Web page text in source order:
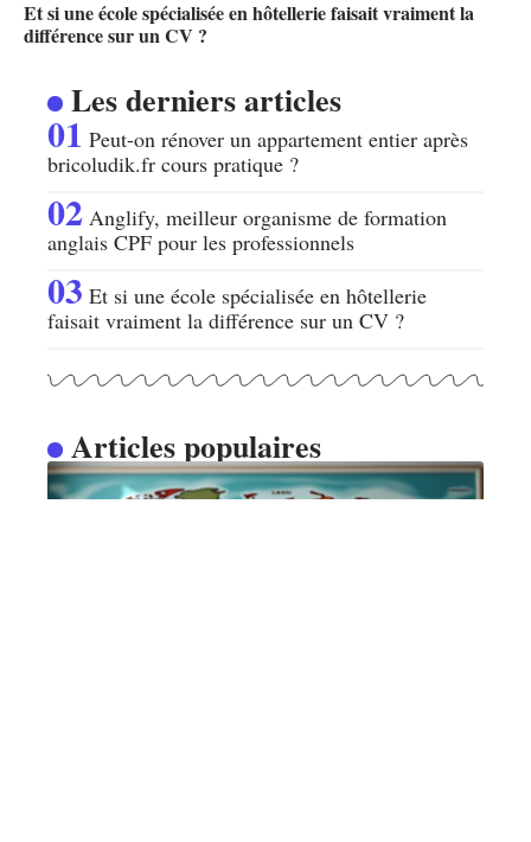
Et si une école spécialisée en hôtellerie faisait vraiment la
différence sur un CV ?
Les derniers articles
Peut-on rénover un appartement entier après
bricoludik.fr cours pratique ?
Anglify, meilleur organisme de formation
anglais CPF pour les professionnels
Et si une école spécialisée en hôtellerie
faisait vraiment la différence sur un CV ?
Articles populaires